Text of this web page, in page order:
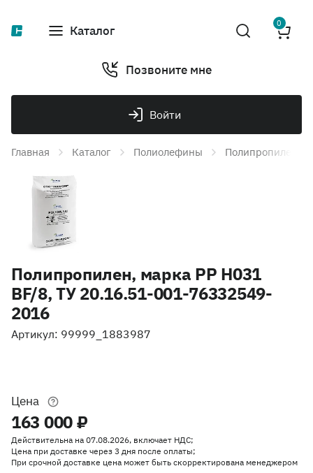
Каталог 0
Позвоните мне
Войти
Главная Каталог Полиолефины Полипропилен
Полипропилен, марка PP H031
BF/8, ТУ 20.16.51-001-76332549-
2016
Артикул: 99999_1883987
Цена
163 000 ₽
Действительна на 07.08.2026, включает НДС;
Цена при доставке через 3 дня после оплаты;
При срочной доставке цена может быть скорректирована менеджером